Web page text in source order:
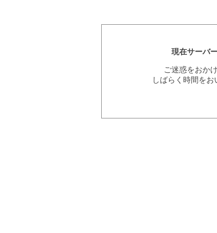
現在サーバ
ご迷惑をおか
しばらく時間を